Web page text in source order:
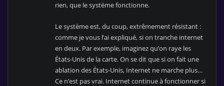
rien, que le système fonctionne.
Le système est, du coup, extrêmement résistant :
comme je vous l’ai expliqué, si on tranche internet
en deux. Par exemple, imaginez qu’on raye les
États-Unis de la carte. On se dit que si on fait une
ablation des États-Unis, Internet ne marche plus…
Ce n’est pas vrai. Internet continue à fonctionner si